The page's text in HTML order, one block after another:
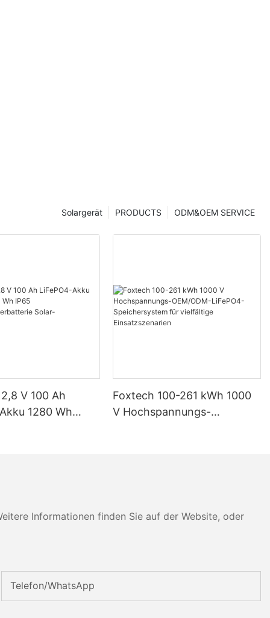
ODM&OEM SERVICE
PRODUCTS
Solargerät
V 100 Ah
1280 Wh
Foxtech 100-261 kWh 1000
V Hochspannungs-
Informationen finden Sie auf der Website, oder
Telefon/WhatsApp